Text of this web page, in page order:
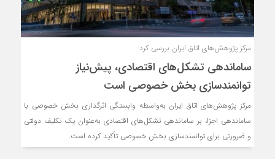
مرکز پژوهش‌های اتاق ایران بررسی کرد
ساماندهی تشکل‌های اقتصادی، پیش‌نیاز
توانمندسازی بخش خصوصی است
مرکز پژوهش‌های اتاق ایران به‌واسطه وابستگی اثرگذاری بخش خصوصی با
ساماندهی اجزا، بر ساماندهی تشکل‌های اقتصادی به‌عنوان یک تکلیف دولتی
و ضرورتی برای توانمندسازی بخش خصوصی تأکید کرده است.